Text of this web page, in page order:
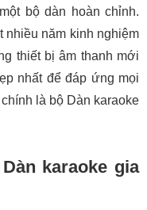
bộ dàn hoàn chỉnh.
nhiều năm kinh nghiệm
thiết bị âm thanh mới
nhất để đáp ứng mọi
là bộ Dàn karaoke
karaoke gia